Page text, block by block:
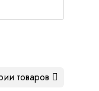
товаров